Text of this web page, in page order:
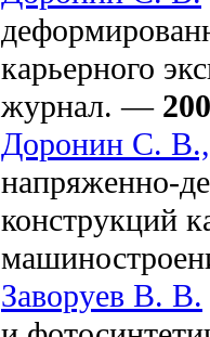
карьерного
журнал. —
Доронин С. В.,
напряженно-
конструкций
Заворуев В. В.